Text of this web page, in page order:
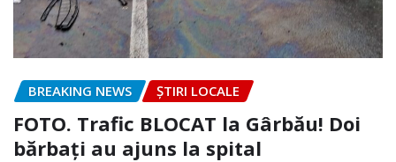
BREAKING NEWS ȘTIRI LOCALE
FOTO. Trafic BLOCAT la Gârbău! Doi
bărbați au ajuns la spital